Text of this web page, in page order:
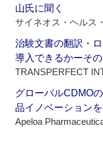
山氏に聞く
サイネオス・ヘルス
治験文書の翻訳・
導入できるかーその
TRANSPERFECT
グローバルCDMO
品イノベーション
Apeloa